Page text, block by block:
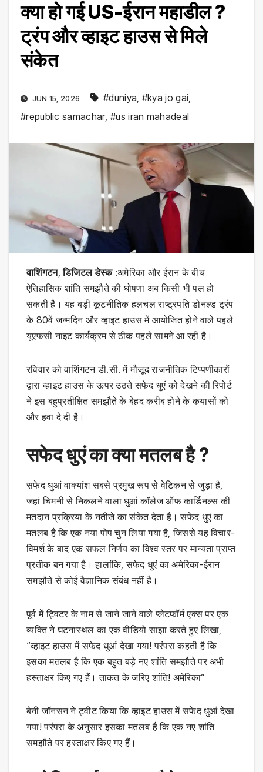
क्या हो गई US-ईरान महाडील ?
ट्रंप और व्हाइट हाउस से मिले
संकेत
JUN 15, 2026 #duniya, #kya jo gai,
#republic samachar,#us iran mahadeal
वाशिंगटन,डिजिटल डेस्क:अमेरिका और ईरान के बीच
ऐतिहासिक शांति समझौते की घोषणा अब किसी भी पल हो
सकती है। यह बड़ी कूटनीतिक हलचल राष्ट्रपति डोनल्ड ट्रंप
के 80वें जन्मदिन और व्हाइट हाउस में आयोजित होने वाले पहले
यूएफसी नाइट कार्यक्रम से ठीक पहले सामने आ रही है।
रविवार को वाशिंगटन डी.सी. में मौजूद राजनीतिक टिप्पणीकारों
द्वारा व्हाइट हाउस के ऊपर उठते सफेद धुएं को देखने की रिपोर्ट
ने इस बहुप्रतीक्षित समझौते के बेहद करीब होने के कयासों को
और हवा दे दी है।
सफेद धुएं का क्या मतलब है ?
सफेद धुआं वाक्यांश सबसे प्रमुख रूप से वेटिकन से जुड़ा है,
जहां चिमनी से निकलने वाला धुआं कॉलेज ऑफ कार्डिनल्स की
मतदान प्रक्रिया के नतीजे का संकेत देता है। सफेद धुएं का
मतलब है कि एक नया पोप चुन लिया गया है, जिससे यह विचार-
विमर्श के बाद एक सफल निर्णय का विश्व स्तर पर मान्यता प्राप्त
प्रतीक बन गया है। हालांकि, सफेद धुएं का अमेरिका-ईरान
समझौते से कोई वैज्ञानिक संबंध नहीं है।
पूर्व में ट्विटर के नाम से जाने जाने वाले प्लेटफॉर्म एक्स पर एक
व्यक्ति ने घटनास्थल का एक वीडियो साझा करते हुए लिखा,
“व्हाइट हाउस में सफेद धुआं देखा गया! परंपरा कहती है कि
इसका मतलब है कि एक बहुत बड़े नए शांति समझौते पर अभी
हस्ताक्षर किए गए हैं। ताकत के जरिए शांति! अमेरिका”
बेनी जॉनसन ने ट्वीट किया कि व्हाइट हाउस में सफेद धुआं देखा
गया! परंपरा के अनुसार इसका मतलब है कि एक नए शांति
समझौते पर हस्ताक्षर किए गए हैं।